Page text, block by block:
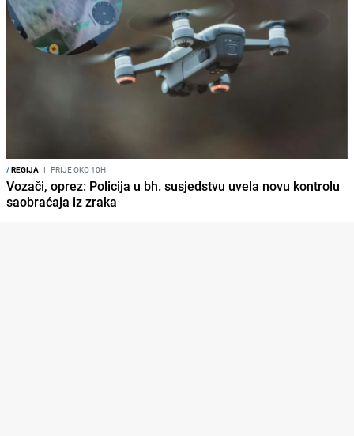
/REGIJA I PRIJE OKO 10H
Vozači, oprez: Policija u bh. susjedstvu uvela novu kontrolu
saobraćaja iz zraka